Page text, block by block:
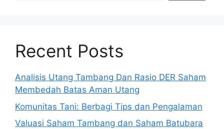
Recent Posts
Analisis Utang Tambang Dan Rasio DER Saham
Membedah Batas Aman Utang
Komunitas Tani: Berbagi Tips dan Pengalaman
Valuasi Saham Tambang dan Saham Batubara